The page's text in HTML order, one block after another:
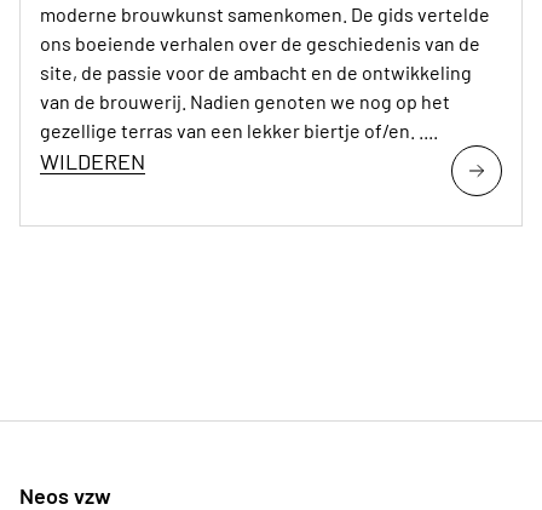
moderne brouwkunst samenkomen. De gids vertelde
ons boeiende verhalen over de geschiedenis van de
site, de passie voor de ambacht en de ontwikkeling
van de brouwerij. Nadien genoten we nog op het
gezellige terras van een lekker biertje of/en. ....
WILDEREN
Neos vzw